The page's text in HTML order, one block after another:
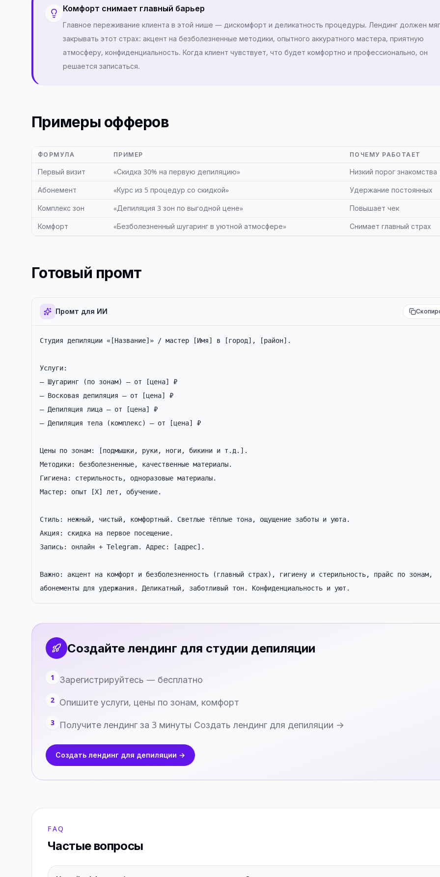
Комфорт снимает главный барьер
Главное переживание клиента в этой нише — дискомфорт и деликатность процедуры. Лендинг должен
закрывать этот страх: акцент на безболезненные методики, опытного аккуратного мастера, приятную
атмосферу, конфиденциальность. Когда клиент чувствует, что будет комфортно и профессионально, он
решается записаться.
Примеры офферов
ФОРМУЛА ПРИМЕР ПОЧЕМУ РАБОТАЕТ
Первый визит «Скидка 30% на первую депиляцию»
Низкий порог знакомства
Абонемент
«Курс из 5 процедур со скидкой»
Удержание постоянных
Комплекс зон
«Депиляция 3 зон по выгодной цене»
Повышает чек
Комфорт
«Безболезненный шугаринг в уютной атмосфере» Снимает главный страх
Готовый промт
Промт для ИИ
Студия депиляции «[Название]» / мастер [Имя] в [город], [район].
Услуги:
— Шугаринг (по зонам) — от [цена] ₽
— Восковая депиляция — от [цена] ₽
— Депиляция лица — от [цена] ₽
— Депиляция тела (комплекс) — от [цена] ₽
Цены по зонам: [подмышки, руки, ноги, бикини и т.д.].
Методики: безболезненные, качественные материалы.
Гигиена: стерильность, одноразовые материалы.
Мастер: опыт [X] лет, обучение.
Стиль: нежный, чистый, комфортный. Светлые тёплые тона, ощущение заботы и уюта.
Акция: скидка на первое посещение.
Запись: онлайн + Telegram. Адрес: [адрес].
Важно: акцент на комфорт и безболезненность (главный страх), гигиену и стерильность, прайс по зонам,
абонементы для удержания. Деликатный, заботливый тон. Конфиденциальность и уют.
Создайте лендинг для студии депиляции
1 Зарегистрируйтесь — бесплатно
2 Опишите услуги, цены по зонам, комфорт
3 Получите лендинг за 3 минуты Создать лендинг для депиляции →
Создать лендинг для депиляции →
FAQ
Частые вопросы